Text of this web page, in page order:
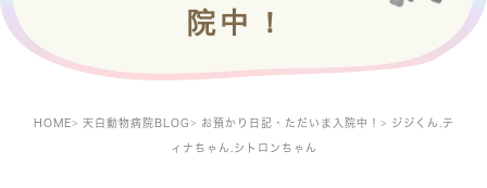
院中！
HOME 天白動物病院BLOG お預かり日記・ただいま入院中！ ジジくん.テ
ィナちゃん.シトロンちゃん